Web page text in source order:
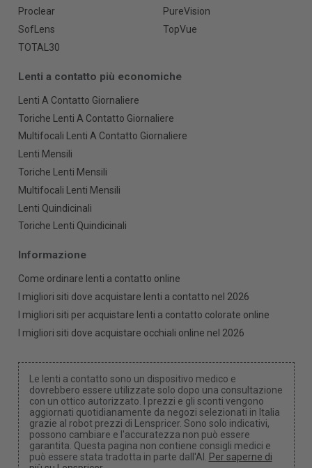
Proclear
PureVision
SofLens
TopVue
TOTAL30
Lenti a contatto più economiche
Lenti A Contatto Giornaliere
Toriche Lenti A Contatto Giornaliere
Multifocali Lenti A Contatto Giornaliere
Lenti Mensili
Toriche Lenti Mensili
Multifocali Lenti Mensili
Lenti Quindicinali
Toriche Lenti Quindicinali
Informazione
Come ordinare lenti a contatto online
I migliori siti dove acquistare lenti a contatto nel 2026
I migliori siti per acquistare lenti a contatto colorate online
I migliori siti dove acquistare occhiali online nel 2026
Le lenti a contatto sono un dispositivo medico e
dovrebbero essere utilizzate solo dopo una consultazione
con un ottico autorizzato. I prezzi e gli sconti vengono
aggiornati quotidianamente da negozi selezionati in Italia
grazie al robot prezzi di Lenspricer. Sono solo indicativi,
possono cambiare e l'accuratezza non può essere
garantita. Questa pagina non contiene consigli medici e
può essere stata tradotta in parte dall'AI. Per saperne di